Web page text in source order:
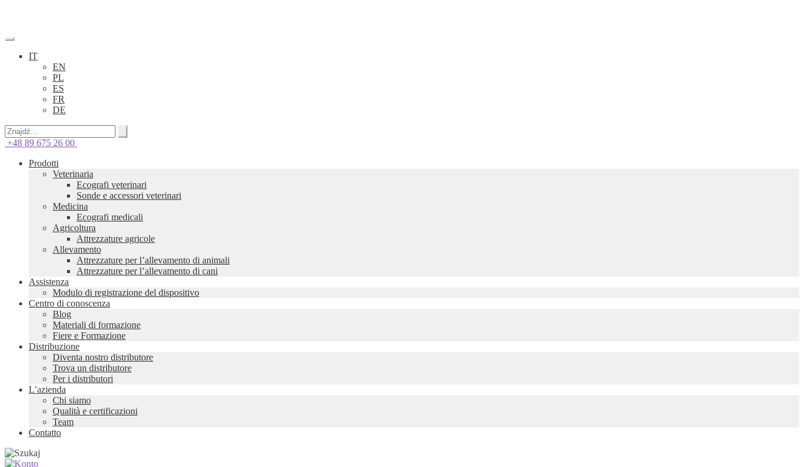
IT
EN
PL
ES
FR
DE
+48 89 675 26 00
Prodotti
Veterinaria
Ecografi veterinari
Sonde e accessori veterinari
Medicina
Ecografi medicali
Agricoltura
Attrezzature agricole
Allevamento
Attrezzature per l’allevamento di animali
Attrezzature per l’allevamento di cani
Assistenza
Modulo di registrazione del dispositivo
Centro di conoscenza
Blog
Materiali di formazione
Fiere e Formazione
Distribuzione
Diventa nostro distributore
Trova un distributore
Per i distributori
L’azienda
Chi siamo
Qualità e certificazioni
Team
Contatto